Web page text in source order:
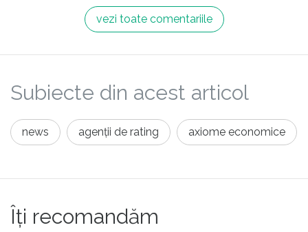
Daca USR-PLUS o sa inghita asemenea
fara nici o realizare.
Mai bine ar iesi din guvern si i-ar sustine pe
liberali pe obiective punctuale . Asa poate si
Catu sa se invartoseze fara sa dea socoteala
nimanui.
vezi toate comentariile
Subiecte din acest articol
news agenții de rating axiome economice
Îți recomandăm